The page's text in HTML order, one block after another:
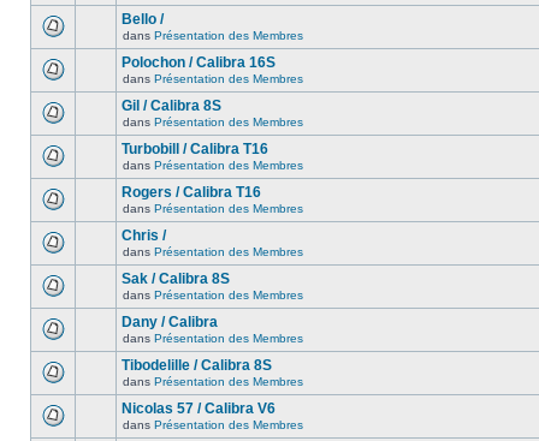
Bello /
dans Présentation des Membres
Polochon / Calibra 16S
dans Présentation des Membres
Gil / Calibra 8S
dans Présentation des Membres
Turbobill / Calibra T16
dans Présentation des Membres
Rogers / Calibra T16
dans Présentation des Membres
Chris /
dans Présentation des Membres
Sak / Calibra 8S
dans Présentation des Membres
Dany / Calibra
dans Présentation des Membres
Tibodelille / Calibra 8S
dans Présentation des Membres
Nicolas 57 / Calibra V6
dans Présentation des Membres